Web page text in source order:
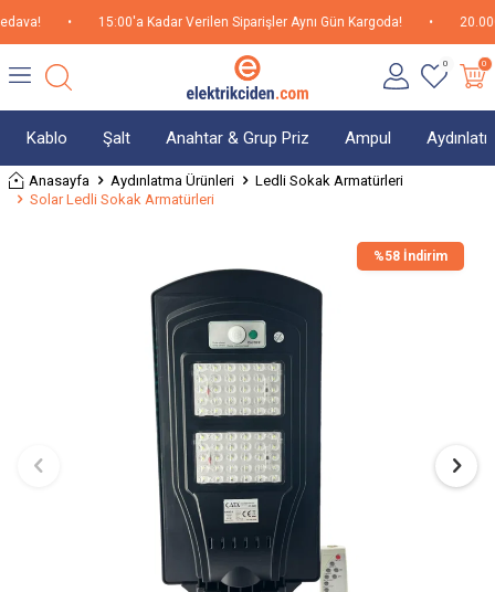
15:00'a Kadar Verilen Siparişler Aynı Gün Kargoda!
0 0
Kablo Şalt Anahtar & Grup Priz Ampul
Anasayfa Aydınlatma Ürünleri
Ledli Sokak Armatürleri
Solar Ledli Sokak Armatürleri
%58 İndirim